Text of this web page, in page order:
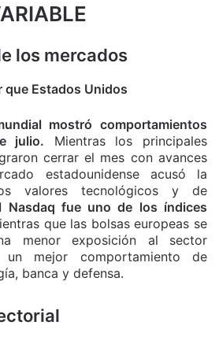
los mercados
que Estados Unidos
mostró comportamientos
julio. Mientras los principales
cerrar el mes con avances
estadounidense acusó la
valores tecnológicos y de
Nasdaq fue uno de los índices
que las bolsas europeas se
menor exposición al sector
mejor comportamiento de
banca y defensa.